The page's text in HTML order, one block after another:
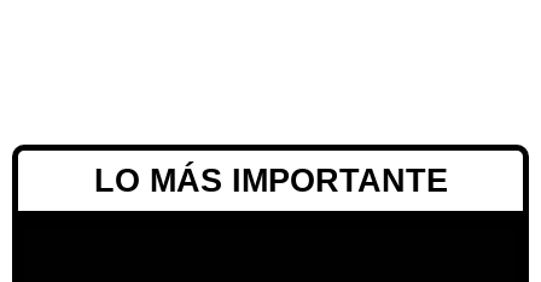
LO MÁS IMPORTANTE